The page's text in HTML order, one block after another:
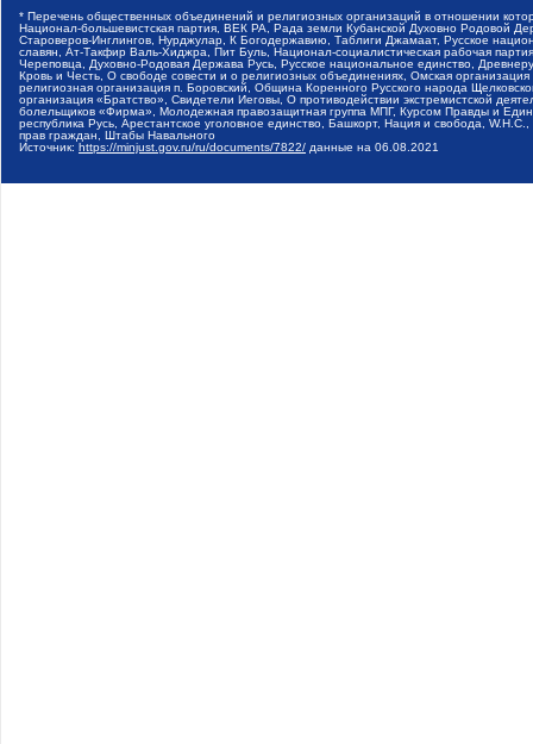
* Перечень общественных объединений и религиозных организаций в отношении
Национал-большевистская партия, ВЕК РА, Рада земли Кубанской Духовно Родовой
Староверов-Инглингов, Нурджулар, К Богодержавию, Таблиги Джамаат, Русское
славян, Ат-Такфир Валь-Хиджра, Пит Буль, Национал-социалистическая рабочая
Череповца, Духовно-Родовая Держава Русь, Русское национальное единство,
Кровь и Честь, О свободе совести и о религиозных объединениях, Омская
религиозная организация п. Боровский, Община Коренного Русского народа
организация «Братство», Свидетели Иеговы, О противодействии экстремистской
болельщиков «Фирма», Молодежная правозащитная группа МПГ, Курсом Правды и
республика Русь, Арестантское уголовное единство, Башкорт, Нация и свобода,
прав граждан, Штабы Навального
Источник: https://minjust.gov.ru/ru/documents/7822/ данные на 06.08.2021